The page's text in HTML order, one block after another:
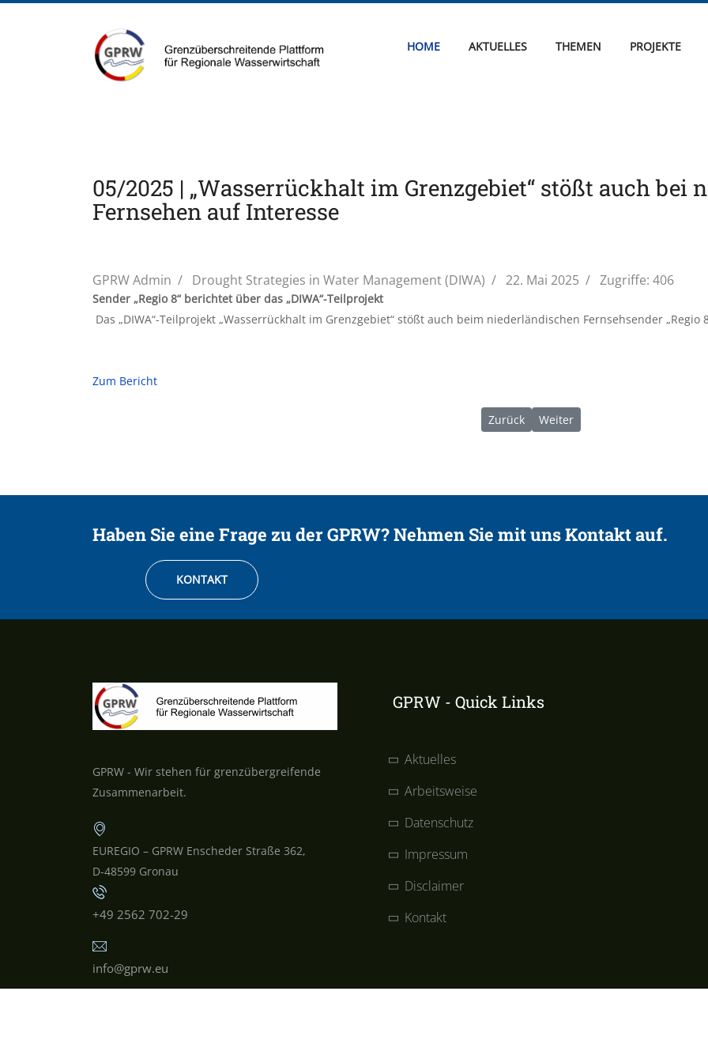
HOME AKTUELLES THEMEN PROJEKTE
05/2025 | „Wasserrückhalt im Grenzgebiet“ stößt auch bei
Fernsehen auf Interesse
GPRW Admin Drought Strategies in Water Management (DIWA) 22. Mai 2025 Zugriffe: 406
Sender „Regio 8“ berichtet über das „DIWA“-Teilprojekt
Das „DIWA“-Teilprojekt „Wasserrückhalt im Grenzgebiet“ stößt auch beim niederländischen Fernsehsender „Regio
Zum Bericht
Vorheriger Beitrag: 06/2025 |
Zurück Nächster Beitrag: 05/2025 |
Weiter
Haben Sie eine Frage zu der GPRW? Nehmen Sie mit uns Kontakt auf.
KONTAKT
GPRW - Wir stehen für grenzübergreifende
Zusammenarbeit.
EUREGIO – GPRW Enscheder Straße 362,
D-48599 Gronau
+49 2562 702-29
info@gprw.eu
GPRW - Quick Links
Aktuelles
Arbeitsweise
Datenschutz
Impressum
Disclaimer
Kontakt